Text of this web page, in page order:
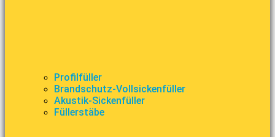
Profilfüller
Brandschutz-Vollsickenfüller
Akustik-Sickenfüller
Füllerstäbe